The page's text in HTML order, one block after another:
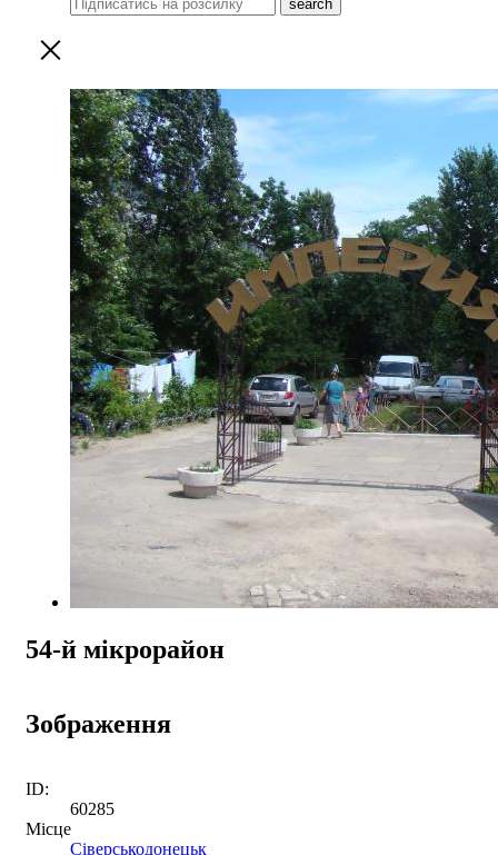
search
54-й мікрорайон
Зображення
ID:
60285
Місце
Сіверськодонецьк